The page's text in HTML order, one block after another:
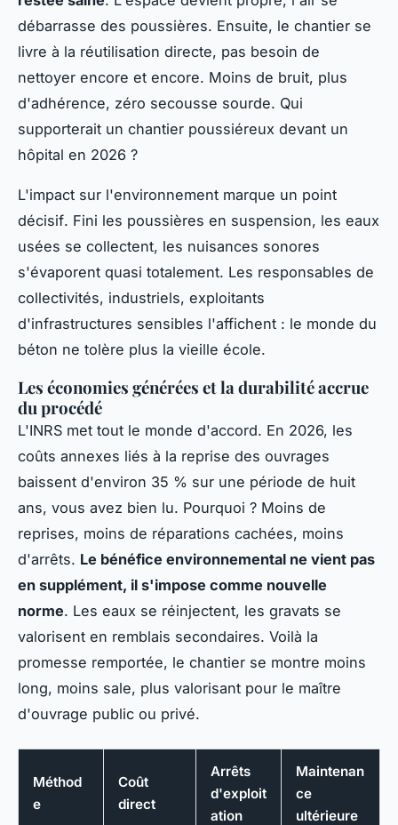
débarrasse des poussières. Ensuite, le chantier se
livre à la réutilisation directe, pas besoin de
nettoyer encore et encore. Moins de bruit, plus
d'adhérence, zéro secousse sourde. Qui
supporterait un chantier poussiéreux devant un
hôpital en 2026 ?
L'impact sur l'environnement marque un point
décisif. Fini les poussières en suspension, les eaux
usées se collectent, les nuisances sonores
s'évaporent quasi totalement. Les responsables de
collectivités, industriels, exploitants
d'infrastructures sensibles l'affichent : le monde du
béton ne tolère plus la vieille école.
Les économies générées et la durabilité accrue
du procédé
L'INRS met tout le monde d'accord. En 2026, les
coûts annexes liés à la reprise des ouvrages
baissent d'environ 35 % sur une période de huit
ans, vous avez bien lu. Pourquoi ? Moins de
reprises, moins de réparations cachées, moins
d'arrêts. Le bénéfice environnemental ne vient pas
en supplément, il s'impose comme nouvelle
norme. Les eaux se réinjectent, les gravats se
valorisent en remblais secondaires. Voilà la
promesse remportée, le chantier se montre moins
long, moins sale, plus valorisant pour le maître
d'ouvrage public ou privé.
Méthod
e
Coût
direct
Arrêts
d'exploit
ation
Maintenan
ce
ultérieure